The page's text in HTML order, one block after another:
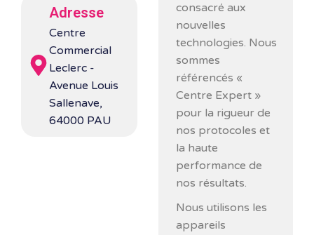
Adresse
Centre
Commercial
Leclerc -
Avenue Louis
Sallenave,
64000 PAU
consacré aux
nouvelles
technologies. Nous
sommes
référencés «
Centre Expert »
pour la rigueur de
nos protocoles et
la haute
performance de
nos résultats.
Nous utilisons les
appareils